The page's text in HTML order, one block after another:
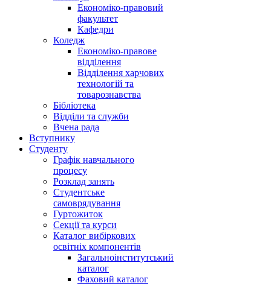
Економіко-правовий
факультет
Кафедри
Коледж
Економіко-правове
відділення
Відділення харчових
технологій та
товарознавства
Бібліотека
Відділи та служби
Вчена рада
Вступнику
Студенту
Графік навчального
процесу
Розклад занять
Студентське
самоврядування
Гуртожиток
Секції та курси
Каталог вибіркових
освітніх компонентів
Загальноінститутський
каталог
Фаховий каталог